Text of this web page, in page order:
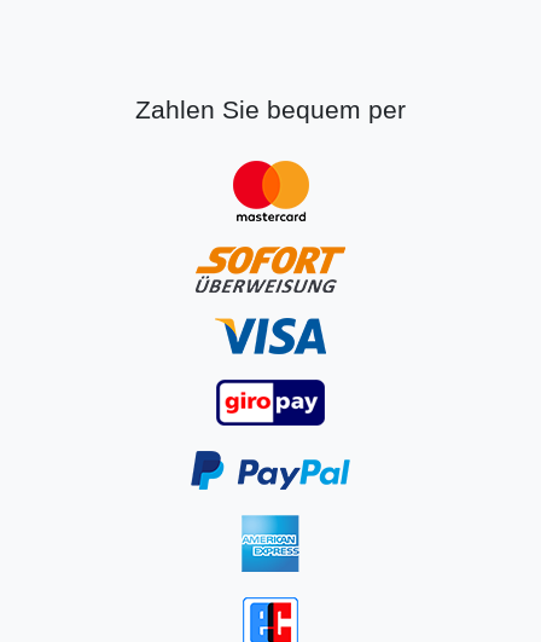
Zahlen Sie bequem per